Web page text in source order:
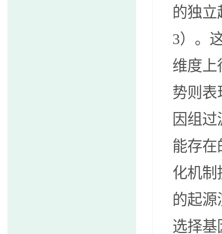
的独立
3）。
维度上
势则表
因组
能存在
化机制
的起源
选择基